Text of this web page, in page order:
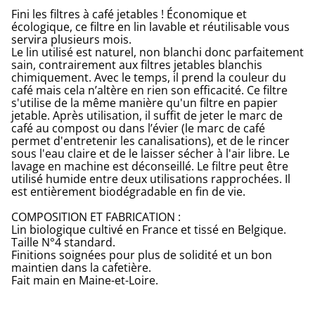
Fini les filtres à café jetables ! Économique et
écologique, ce filtre en lin lavable et réutilisable vous
servira plusieurs mois.
Le lin utilisé est naturel, non blanchi donc parfaitement
sain, contrairement aux filtres jetables blanchis
chimiquement. Avec le temps, il prend la couleur du
café mais cela n’altère en rien son efficacité. Ce filtre
s'utilise de la même manière qu'un filtre en papier
jetable. Après utilisation, il suffit de jeter le marc de
café au compost ou dans l’évier (le marc de café
permet d'entretenir les canalisations), et de le rincer
sous l'eau claire et de le laisser sécher à l'air libre. Le
lavage en machine est déconseillé. Le filtre peut être
utilisé humide entre deux utilisations rapprochées. Il
est entièrement biodégradable en fin de vie.
COMPOSITION ET FABRICATION :
Lin biologique cultivé en France et tissé en Belgique.
Taille N°4 standard.
Finitions soignées pour plus de solidité et un bon
maintien dans la cafetière.
Fait main en Maine-et-Loire.